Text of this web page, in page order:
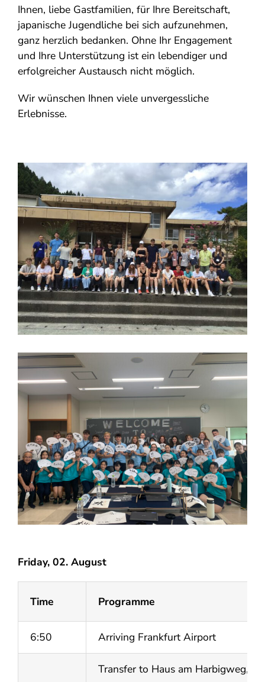
Ihnen, liebe Gastfamilien, für Ihre Bereitschaft,
japanische Jugendliche bei sich aufzunehmen,
ganz herzlich bedanken. Ohne Ihr Engagement
und Ihre Unterstützung ist ein lebendiger und
erfolgreicher Austausch nicht möglich.
Wir wünschen Ihnen viele unvergessliche
Erlebnisse.
Friday, 02. August
Time Programme
6:50 Arriving Frankfurt Airport
Transfer to Haus am Harbigweg,